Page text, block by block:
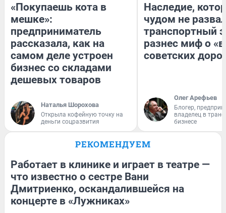
«Покупаешь кота в
мешке»:
предприниматель
рассказала, как на
самом деле устроен
бизнес со складами
дешевых товаров
Наталья Шорохова
Открыла кофейную точку на
деньги соцразвития
Наследие,
чудом не
транспортный
разнес миф о
советских
Олег Арефьев
Блогер,
владелец в
бизнесе
РЕКОМЕНДУЕМ
Работает в клинике и играет в театре —
что известно о сестре Вани
Дмитриенко, оскандалившейся на
концерте в «Лужниках»